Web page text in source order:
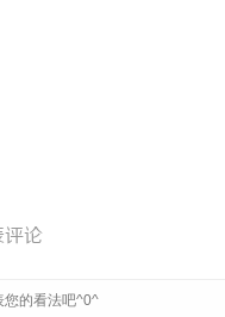
评论